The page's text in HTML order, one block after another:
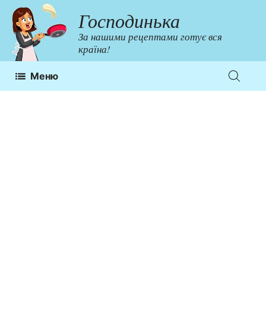
Перейти
до
контенту
Господинька
За нашими рецептами готує вся
країна!
Меню